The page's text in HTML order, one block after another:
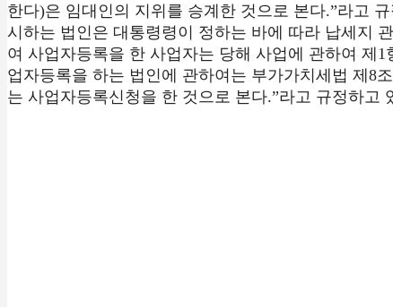
한다)은 임대인의 지위를 승계한 것으로 본다.”라고 규
시하는 법인은 대통령령이 정하는 바에 따라 납세지
여 사업자등록을 한 사업자는 당해 사업에 관하여
업자등록을 하는 법인에 관하여는 부가가치세법 제8
는 사업자등록신청을 한 것으로 본다.”라고 규정하고